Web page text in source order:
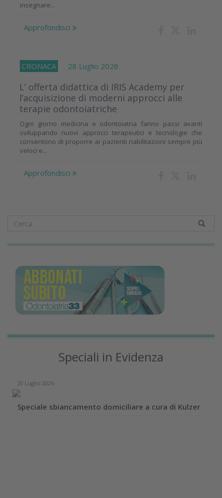
insegnare...
Approfondisci
CRONACA 28 Luglio 2026
L’ offerta didattica di IRIS Academy per
l’acquisizione di moderni approcci alle
terapie odontoiatriche
Ogni giorno medicina e odontoiatria fanno passi avanti
sviluppando nuovi approcci terapeutici e tecnologie che
consentono di proporre ai pazienti riabilitazioni sempre più
veloci e...
Approfondisci
Speciali in Evidenza
20 Luglio 2026
Speciale sbiancamento domiciliare a cura di Kulzer